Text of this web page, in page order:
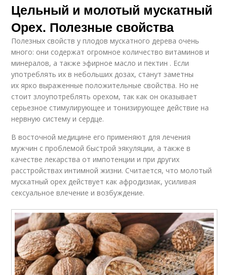
Цельный и молотый мускатный
Орех. Полезные свойства
Полезных свойств у плодов мускатного дерева очень
много: они содержат огромное количество витаминов и
минералов, а также эфирное масло и пектин . Если
употреблять их в небольших дозах, станут заметны
их ярко выраженные положительные свойства. Но не
стоит злоупотреблять орехом, так как он оказывает
серьезное стимулирующее и тонизирующее действие на
нервную систему и сердце.
В восточной медицине его применяют для лечения
мужчин с проблемой быстрой эякуляции, а также в
качестве лекарства от импотенции и при других
расстройствах интимной жизни. Считается, что молотый
мускатный орех действует как афродизиак, усиливая
сексуальное влечение и возбуждение.